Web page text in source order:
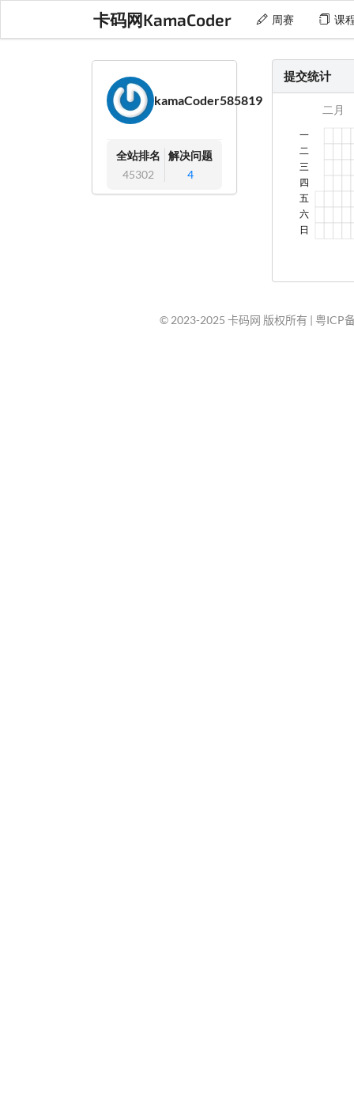
卡码网KamaCoder 周赛 课
kamaCoder585819
全站排名
45302
解决问题
4
提交统计
© 2023-2025 卡码网 版权所有 | 粤ICP